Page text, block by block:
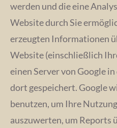
werden und die eine
Website durch Sie
erzeugten Informationen
Website (einschließlich
einen Server von Google
dort gespeichert. Google
benutzen, um Ihre
auszuwerten, um Reports